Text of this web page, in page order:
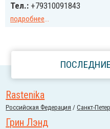
Тел.: +79310091843
подробнее...
Rastenika
Российcкая Федерация /Санкт-
Грин Лэнд